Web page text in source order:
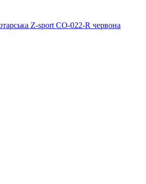
Z-sport CO-022-R червона